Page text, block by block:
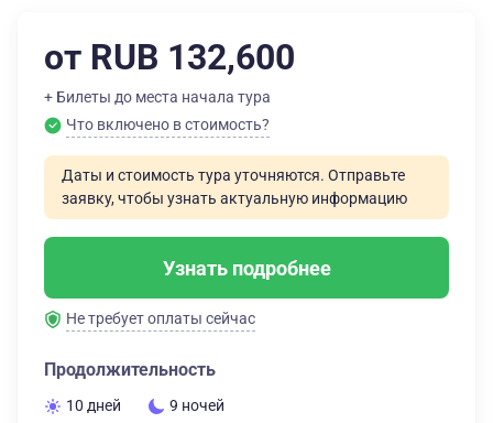
от RUB 132,600
+ Билеты до места начала тура
Что включено в стоимость?
Даты и стоимость тура уточняются. Отправьте
заявку, чтобы узнать актуальную информацию
Узнать подробнее
Не требует оплаты сейчас
Продолжительность
10 дней 9 ночей